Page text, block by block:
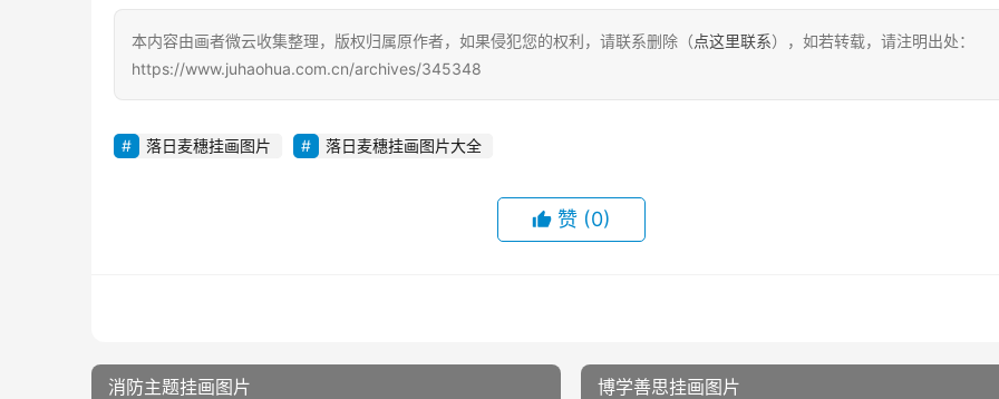
本内容由画者微云收集整理，版权归属原作者，如果侵犯您的权利，请联系删除（点这里联系），如若转载，请注明出处：
https://www.juhaohua.com.cn/archives/345348
落日麦穗挂画图片 落日麦穗挂画图片大全
赞 (0)
消防主题挂画图片 博学善思挂画图片